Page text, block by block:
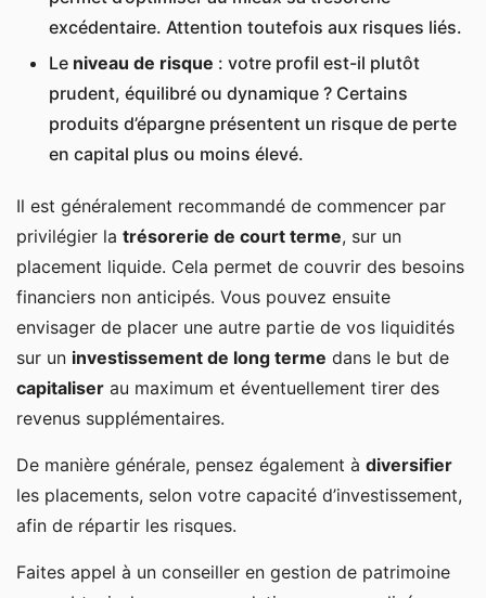
excédentaire. Attention toutefois aux risques liés.
Le niveau de risque : votre profil est-il plutôt
prudent, équilibré ou dynamique ? Certains
produits d’épargne présentent un risque de perte
en capital plus ou moins élevé.
Il est généralement recommandé de commencer par
privilégier la trésorerie de court terme, sur un
placement liquide. Cela permet de couvrir des besoins
financiers non anticipés. Vous pouvez ensuite
envisager de placer une autre partie de vos liquidités
sur un investissement de long terme dans le but de
capitaliser au maximum et éventuellement tirer des
revenus supplémentaires.
De manière générale, pensez également à diversifier
les placements, selon votre capacité d’investissement,
afin de répartir les risques.
Faites appel à un conseiller en gestion de patrimoine